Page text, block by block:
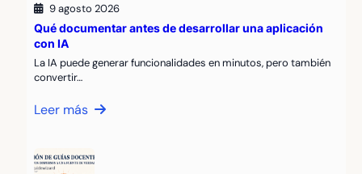
9 agosto 2026
Qué documentar antes de desarrollar una aplicación
con IA
La IA puede generar funcionalidades en minutos, pero también
convertir…
Leer más